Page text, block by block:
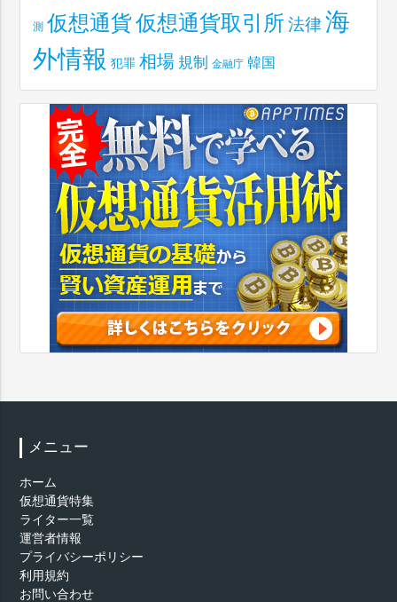
測 仮想通貨仮想通貨取引所 法律 海
外情報 犯罪 相場 規制 金融庁 韓国
メニュー
ホーム
仮想通貨特集
ライター一覧
運営者情報
プライバシーポリシー
利用規約
お問い合わせ